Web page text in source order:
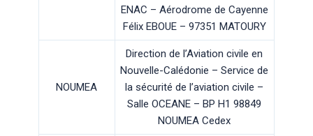
ENAC – Aérodrome de Cayenne
Félix EBOUE – 97351 MATOURY
NOUMEA
Direction de l’Aviation civile en
Nouvelle-Calédonie – Service de
la sécurité de l’aviation civile –
Salle OCEANE – BP H1 98849
NOUMEA Cedex